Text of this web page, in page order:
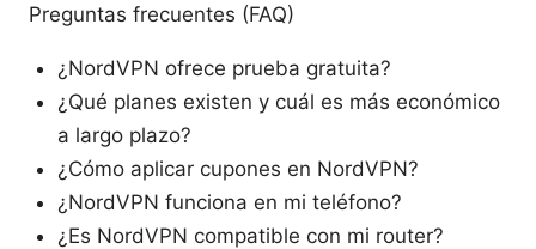
Preguntas frecuentes (FAQ)
¿NordVPN ofrece prueba gratuita?
¿Qué planes existen y cuál es más económico
a largo plazo?
¿Cómo aplicar cupones en NordVPN?
¿NordVPN funciona en mi teléfono?
¿Es NordVPN compatible con mi router?